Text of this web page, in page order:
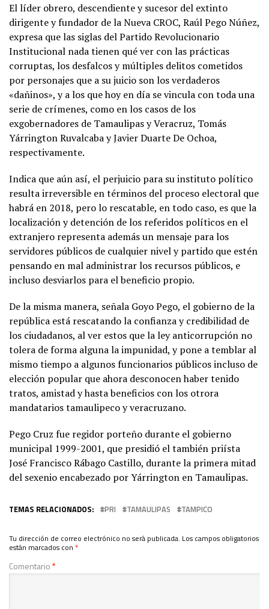
El líder obrero, descendiente y sucesor del extinto
dirigente y fundador de la Nueva CROC, Raúl Pego Núñez,
expresa que las siglas del Partido Revolucionario
Institucional nada tienen qué ver con las prácticas
corruptas, los desfalcos y múltiples delitos cometidos
por personajes que a su juicio son los verdaderos
«dañinos», y a los que hoy en día se vincula con toda una
serie de crímenes, como en los casos de los
exgobernadores de Tamaulipas y Veracruz, Tomás
Yárrington Ruvalcaba y Javier Duarte De Ochoa,
respectivamente.
Indica que aún así, el perjuicio para su instituto político
resulta irreversible en términos del proceso electoral que
habrá en 2018, pero lo rescatable, en todo caso, es que la
localización y detención de los referidos políticos en el
extranjero representa además un mensaje para los
servidores públicos de cualquier nivel y partido que estén
pensando en mal administrar los recursos públicos, e
incluso desviarlos para el beneficio propio.
De la misma manera, señala Goyo Pego, el gobierno de la
república está rescatando la confianza y credibilidad de
los ciudadanos, al ver estos que la ley anticorrupción no
tolera de forma alguna la impunidad, y pone a temblar al
mismo tiempo a algunos funcionarios públicos incluso de
elección popular que ahora desconocen haber tenido
tratos, amistad y hasta beneficios con los otrora
mandatarios tamaulipeco y veracruzano.
Pego Cruz fue regidor porteño durante el gobierno
municipal 1999-2001, que presidió el también priísta
José Francisco Rábago Castillo, durante la primera mitad
del sexenio encabezado por Yárrington en Tamaulipas.
TEMAS RELACIONADOS: PRI TAMAULIPAS TAMPICO
Tu dirección de correo electrónico no será publicada. Los campos obligatorios
están marcados con *
Comentario*